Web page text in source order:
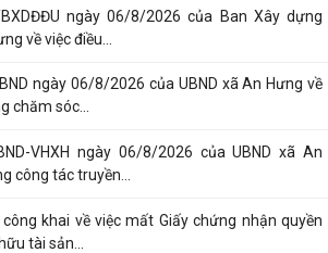
ngày 06/8/2026 của Ban Xây dựng
về việc điều...
ngày 06/8/2026 của UBND xã An Hưng về
chăm sóc...
VHXH ngày 06/8/2026 của UBND xã An
công tác truyền...
công khai về việc mất Giấy chứng nhận quyền
tài sản...